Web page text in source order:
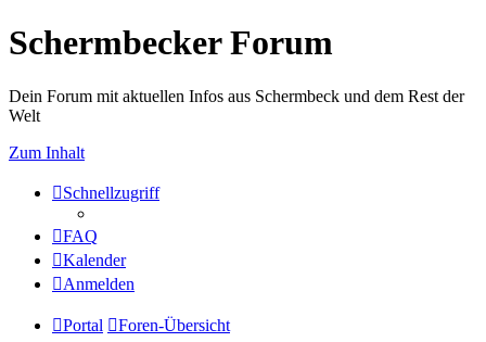
Schermbecker Forum
Dein Forum mit aktuellen Infos aus Schermbeck und dem Rest der
Welt
Zum Inhalt
Schnellzugriff
FAQ
Kalender
Anmelden
Portal Foren-Übersicht